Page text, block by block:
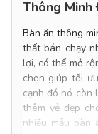
Thông Minh
Bàn ăn thông
thất bán chạy
lợi, có thể mở
chọn giúp tối
cạnh đó nó còn
thêm vẻ đẹp
nhiều mẫu bàn